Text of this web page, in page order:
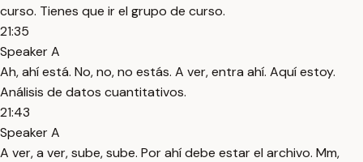
curso. Tienes que ir el grupo de curso.
21:35
Speaker A
Ah, ahí está. No, no, no estás. A ver, entra ahí. Aquí estoy.
Análisis de datos cuantitativos.
21:43
Speaker A
A ver, a ver, sube, sube. Por ahí debe estar el archivo. Mm,